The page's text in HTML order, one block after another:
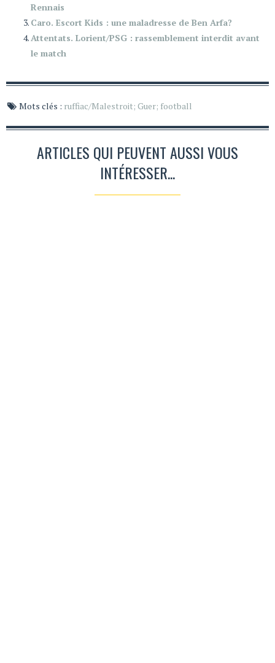
Rennais
Caro. Escort Kids : une maladresse de Ben Arfa?
Attentats. Lorient/PSG : rassemblement interdit avant
le match
Mots clés : ruffiac/Malestroit; Guer; football
ARTICLES QUI PEUVENT AUSSI VOUS
INTÉRESSER...